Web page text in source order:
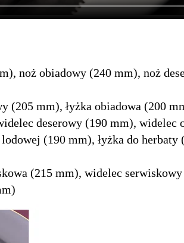
noż obiadowy (240 mm), noż
(205 mm), łyżka obiadowa (200
deserowy (190 mm),
(190 mm), łyżka do
(215 mm), widelec